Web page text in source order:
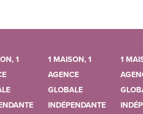
1
1 MAISON, 1
AGENCE
GLOBALE
INDÉPENDANTE
1